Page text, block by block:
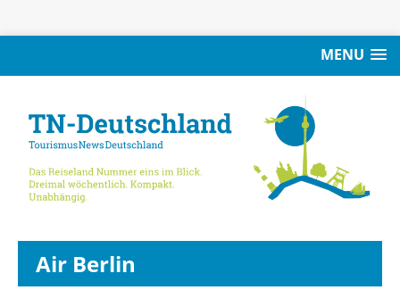
MENU
Air Berlin